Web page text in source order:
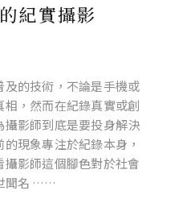
紀實攝影
的技術，不論是手機或
，然而在紀錄真實或創
影師到底是要投身解決
現象專注於紀錄本身，
影師這個腳色對於社會
聞名 ……